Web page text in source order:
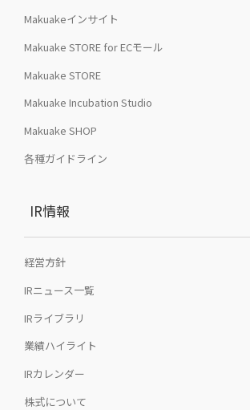
Makuakeインサイト
Makuake STORE for ECモール
Makuake STORE
Makuake Incubation Studio
Makuake SHOP
各種ガイドライン
IR情報
経営方針
IRニュース一覧
IRライブラリ
業績ハイライト
IRカレンダー
株式について